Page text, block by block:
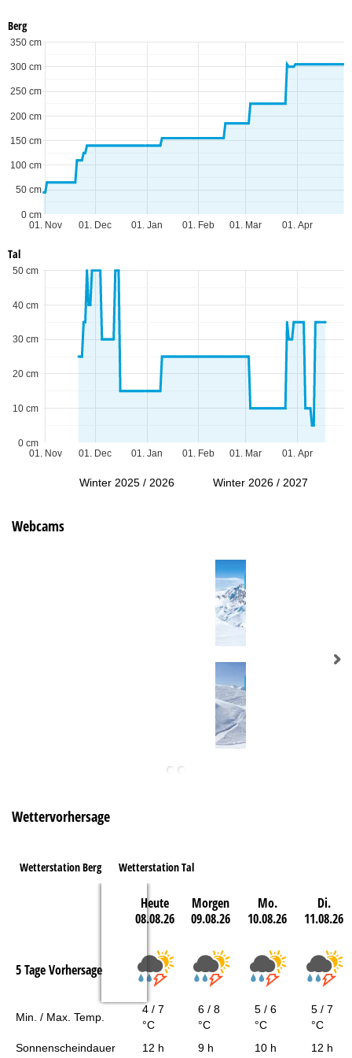
Berg
01. Nov 01. Dec 01. Jan 01. Feb 01. Mar 01. Apr
0 cm
50 cm
100 cm
150 cm
200 cm
250 cm
300 cm
350 cm
Tal
01. Nov 01. Dec 01. Jan 01. Feb 01. Mar 01. Apr
0 cm
10 cm
20 cm
30 cm
40 cm
50 cm
Winter 2025 / 2026 Winter 2026 / 2027
Webcams
Wettervorhersage
Wetterstation Berg Wetterstation Tal
Heute
08.08.26
Morgen
09.08.26
Mo.
10.08.26
Di.
11.08.26
5 Tage Vorhersage
Min. / Max. Temp.
4 / 7
°C
6 / 8
°C
5 / 6
°C
5 / 7
°C
Sonnenscheindauer
12 h 9 h 10 h 12 h